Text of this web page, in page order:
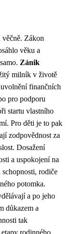
Zákon
věku a
Zánik
milník v životě
finančních
pro podporu
startu vlastního
Pro děti je to pak
zodpovědnost za
Dosažení
a uspokojení na
rodiče
potomka.
a po jeho
důkazem a
tak
rodinného